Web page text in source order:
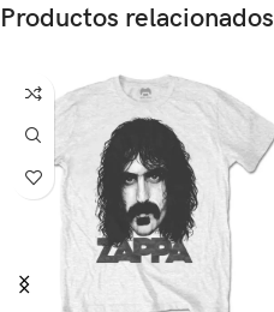
Productos relacionados